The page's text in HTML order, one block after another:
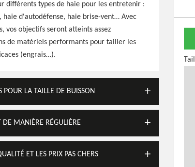
différents types de haie pour les entretenir :
d'autodéfense, haie brise-vent… Avec
vos objectifs seront atteints assez
de matériels performants pour tailler les
(engrais…).
POUR LA TAILLE DE BUISSON
DE MANIÈRE RÉGULIÈRE
ET LES PRIX PAS CHERS